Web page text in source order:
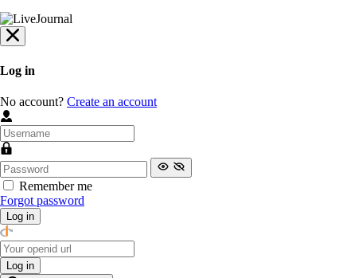
Log in
No account? Create an account
Remember me
Forgot password
Log in
Log in